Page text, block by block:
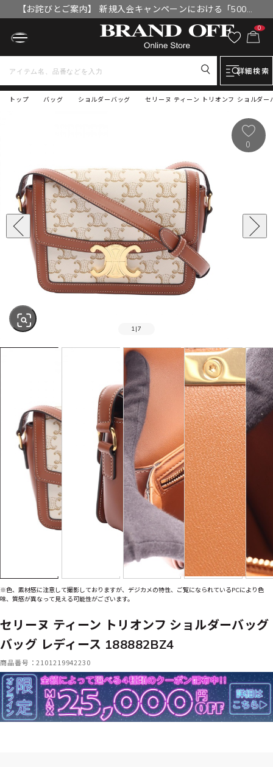
【お詫びとご案内】 新規入会キャンペーンにおける「500円
OFFクーポン」付与漏れと補填について
0
詳細検索
トップ セリーヌ ティーン トリオンフ ショルダ
バッグ ショルダーバッグ
1 |7
0
※色、素材感に注意して撮影しておりますが、デジカメの特性、ご覧になられているPCにより色
味、質感が異なって見える可能性がございます。
セリーヌ ティーン トリオンフ ショルダーバッグ
バッグ レディース 188882BZ4
商品番号：2101219942230